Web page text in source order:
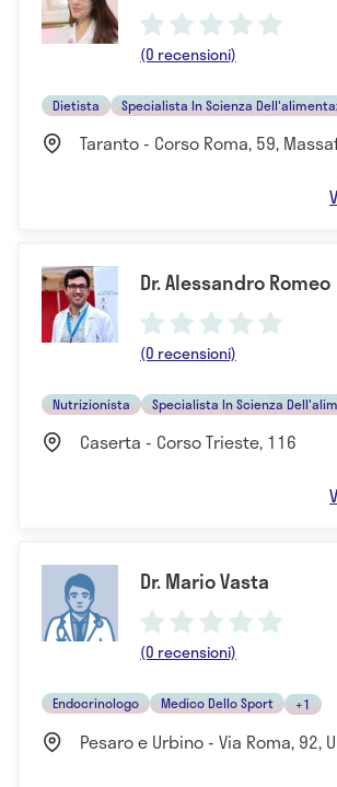
(0 recensioni)
Dietista Specialista In Scienza
Taranto - Corso Roma, 59,
Dr. Alessandro Romeo
(0 recensioni)
Nutrizionista Specialista In Scienza
Caserta - Corso Trieste, 116
Dr. Mario Vasta
(0 recensioni)
Endocrinologo Medico Dello Sport +1
Pesaro e Urbino - Via Roma, 92,